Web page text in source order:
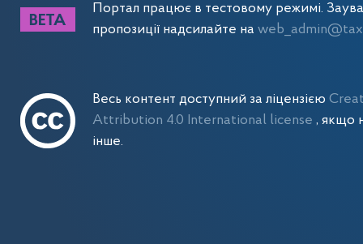
Портал працює в тестовому режимі.
пропозиції надсилайте на
Весь контент доступний за ліцензією
Attribution 4.0 International license, якщо
інше.